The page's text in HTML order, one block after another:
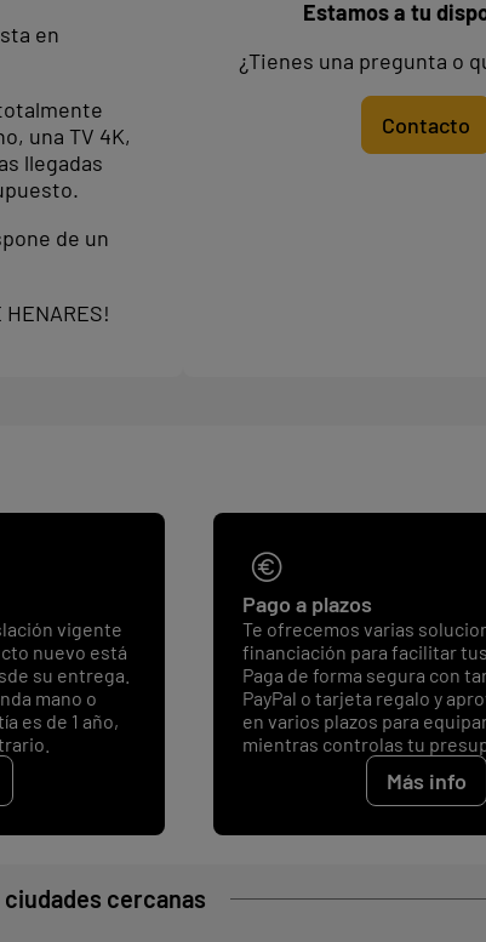
en
una TV 4K,
llegadas
de un
Estamos a tu
¿Tienes una pregunta o
Contacto
vigente
nuevo está
su entrega.
mano o
es de 1 año,
Pago a plazos
Te ofrecemos varias
financiación para facilitar
Paga de forma segura con
PayPal o tarjeta regalo y
en varios plazos para
mientras controlas tu
Más info
ciudades cercanas